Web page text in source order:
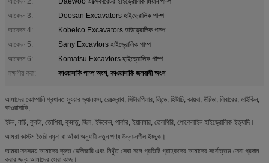
আবেদন 3:
Doosan Excavators হাইড্রোলিক পাম্প
আবেদন 4:
Kobelco Excavators হাইড্রোলিক পাম্প
আবেদন 5:
Sany Excavtors হাইড্রোলিক পাম্প
আবেদন 6:
Komatsu Excavtors হাইড্রোলিক পাম্প
লক্ষণীয় করা:
কাওয়াসাকি পাম্প অংশ, কাওয়াসাকি জলবাহী অংশ
আমাদের কোম্পানি প্রধানত স্যুয়ার ড্যানফস, রেক্স্রোথ, সিটারপিলার, লিন্ডে, হিটাচি, কায়বা, উচিডা, লিবারের, ডাইকিন,
কাওয়াসাকি,
ইটন, নাচি, কুবটা, তোশিবা, কুমাতু, জিল, ইউকেন, পার্কার, ইয়ানমার, তেলগিরি, পোকেলাইন হাইড্রোলিক ইত্যাদি।
আমরা কাস্টম তৈরি নমুনা বা আঁকা অনুযায়ী নতুন পণ্য উন্নয়নশীল ইচ্ছুক।
আমরা সবসময় আমাদের দ্রুত ডেলিভারি এবং নিখুঁত সেবা সঙ্গে প্রতিটি গ্রাহকদের আমাদের সর্বোত্তম সেবা প্রদান
করার জন্য আমাদের সেরা কাজ।